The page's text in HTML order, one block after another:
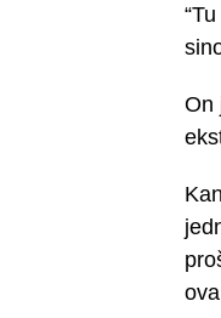
On